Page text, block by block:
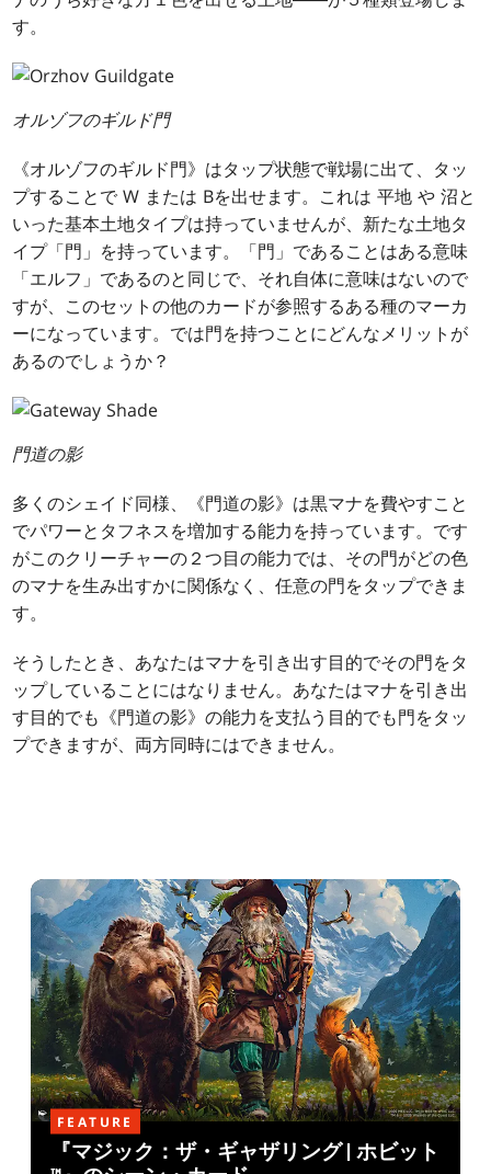
す。
オルゾフのギルド門
《オルゾフのギルド門》はタップ状態で戦場に出て、タッ
プすることでW または Bを出せます。これは平地 や沼と
いった基本土地タイプは持っていませんが、新たな土地タ
イプ「門」を持っています。「門」であることはある意味
「エルフ」であるのと同じで、それ自体に意味はないので
すが、このセットの他のカードが参照するある種のマーカ
ーになっています。では門を持つことにどんなメリットが
あるのでしょうか？
門道の影
多くのシェイド同様、《門道の影》は黒マナを費やすこと
でパワーとタフネスを増加する能力を持っています。です
がこのクリーチャーの２つ目の能力では、その門がどの色
のマナを生み出すかに関係なく、任意の門をタップできま
す。
そうしたとき、あなたはマナを引き出す目的でその門をタ
ップしていることにはなりません。あなたはマナを引き出
す目的でも《門道の影》の能力を支払う目的でも門をタッ
プできますが、両方同時にはできません。
FEATURE
『マジック：ザ・ギャザリング | ホビット